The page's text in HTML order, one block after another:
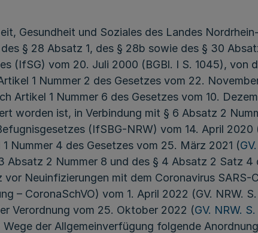
Gesundheit und Soziales des Landes
§ 28 Absatz 1, des § 28b sowie des § 30
(IfSG) vom 20. Juli 2000 (BGBl. I S. 1045), von
1 Nummer 2 des Gesetzes vom 22.
Artikel 1 Nummer 6 des Gesetzes vom 10.
worden ist, in Verbindung mit § 6 Absatz 2
(IfSBG-NRW) vom 14. April 2020
Nummer 4 des Gesetzes vom 25. März 2021 (
Absatz 2 Nummer 8 und des § 4 Absatz 2 Satz 4
vor Neuinfizierungen mit dem Coronavirus SARS-
– CoronaSchVO) vom 1. April 2022 (GV. NRW.
Verordnung vom 25. Oktober 2022 (GV. NRW.
der Allgemeinverfügung folgende